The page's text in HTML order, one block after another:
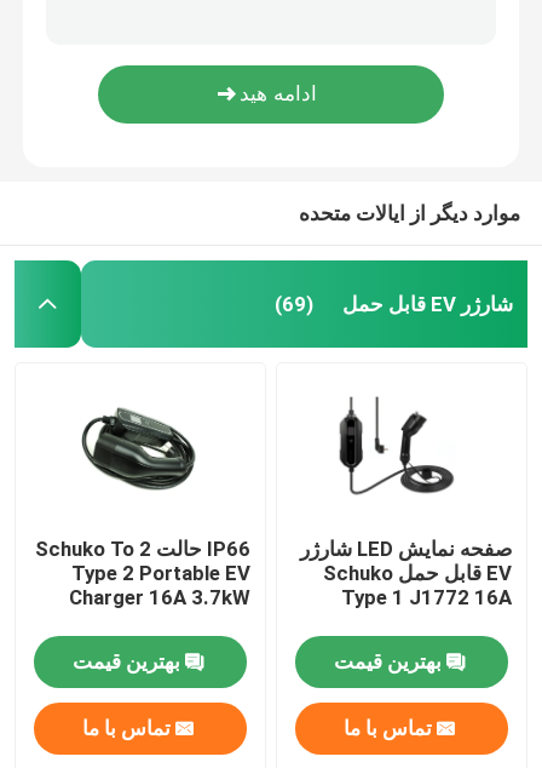
راه حل های شارژ DC تجاری
کابل EV نوع 2 به نوع 2
کابل EV نوع 1 تا نوع 2
آداپتورهای شارژ EV
لوازم جانبی شارژ EV
پریز و دوشاخه شارژ خودروی برقی
دوشاخه ترکیبی CCS
موارد دیگر از ایالات متحده
شارژر EV قابل حمل (69)
صفحه نمایش LED شارژر
EV قابل حمل Schuko
Type 1 J1772 16A
بهترین قیمت
تماس با ما
IP66 حالت 2 Schuko To
Type 2 Portable EV
Charger 16A 3.7kW
بهترین قیمت
تماس با ما